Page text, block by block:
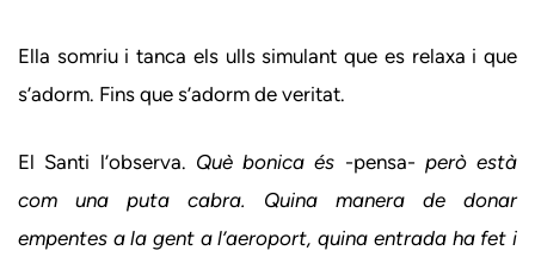
Ella somriu i tanca els ulls simulant que es relaxa i que
s’adorm. Fins que s’adorm de veritat.
El Santi l’observa. Què bonica és -pensa- però està
com una puta cabra. Quina manera de donar
empentes a la gent a l’aeroport, quina entrada ha fet i